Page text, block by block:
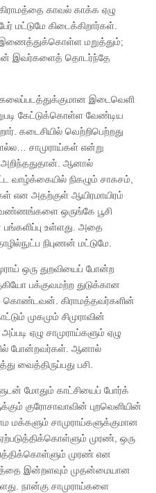
காவல் காக்க ஏழு
மட்டுமே கிடைக்கிறார்கள்.
இணைத்துக்கொள்ள மறுத்தும்;
இவர்களைத் தொடர்ந்தே
கலைப்படத்துக்குமான இடைவெளி
கேட்டுக்கொள்ள வேண்டிய
கடைசியில் வெற்றிபெற்றது
சாமுராய்கள் என்று
ஆனால்
வாழ்க்கையில் நிகழும் சாகசம்,
என அதற்குள் ஆயிரமாயிரம்
ஒருங்கே பூசி
உள்ளது. அதை
நிபுணன் மட்டுமே.
ஒரு துறவியைப் போன்ற
பக்குவமற்ற துடுக்கான
கொண்டவன். கிராமத்தவர்களின்
முகமும் சிமுராவின்
ஏழு சாமுராய்களும் ஏழு
போன்றவர்கள். ஆனால்
பசி.
மோதும் காட்சியைப் போர்க்
குரோசாவாவின் புறவெளியின்
மக்களும் சாமுராய்களுக்குமான
முரண், ஒரு
முரண் என
இன்றளவும் முதன்மையான
நான்கு சாமுராய்களை